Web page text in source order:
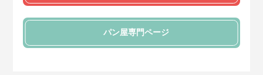
パン屋専門ページ